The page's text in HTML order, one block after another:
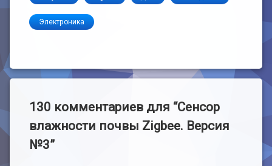
Электроника
130 комментариев для “Сенсор
влажности почвы Zigbee. Версия
№3”